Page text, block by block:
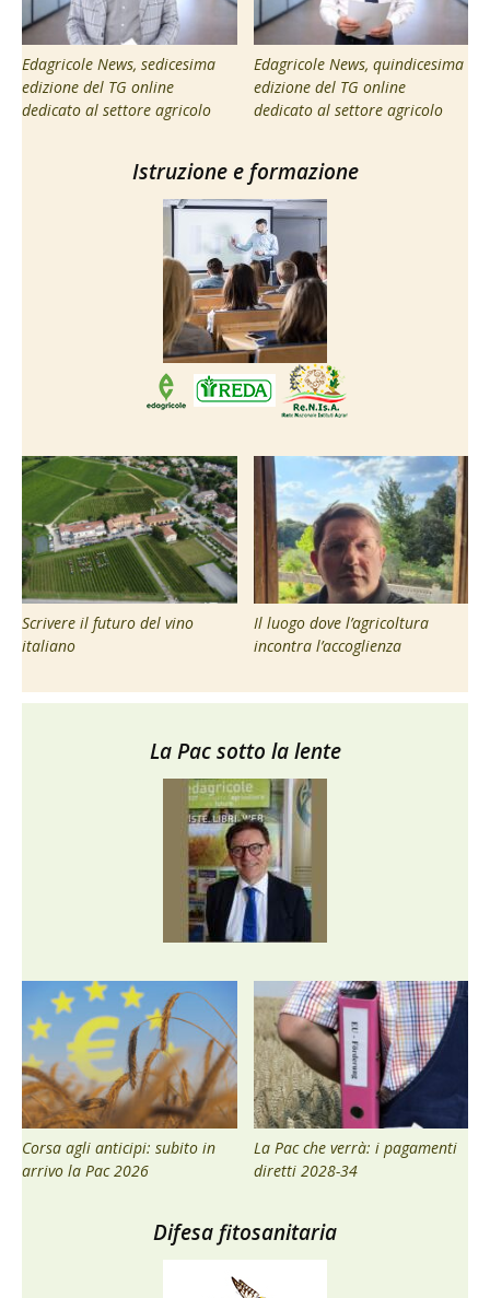
Edagricole News, sedicesima
edizione del TG online
dedicato al settore agricolo
Edagricole News, quindicesima
edizione del TG online
dedicato al settore agricolo
Istruzione e formazione
Scrivere il futuro del vino
italiano
Il luogo dove l’agricoltura
incontra l’accoglienza
La Pac sotto la lente
Corsa agli anticipi: subito in
arrivo la Pac 2026
La Pac che verrà: i pagamenti
diretti 2028-34
Difesa fitosanitaria